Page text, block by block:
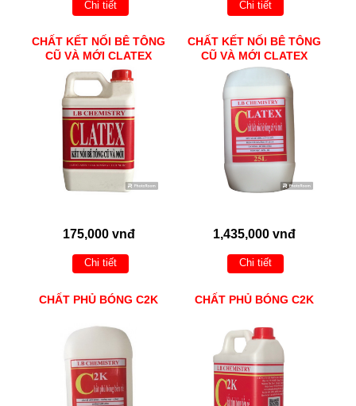
Chi tiết Chi tiết
CHẤT KẾT NỐI BÊ TÔNG
CŨ VÀ MỚI CLATEX
175,000 vnđ
Chi tiết
CHẤT KẾT NỐI BÊ TÔNG
CŨ VÀ MỚI CLATEX
1,435,000 vnđ
Chi tiết
CHẤT PHỦ BÓNG C2K CHẤT PHỦ BÓNG C2K